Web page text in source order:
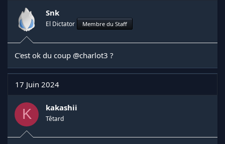
n
s
:
Snk
El Dictator Membre du Staff
C'est ok du coup @charlot3 ?
17 Juin 2024
K kakashii
Têtard